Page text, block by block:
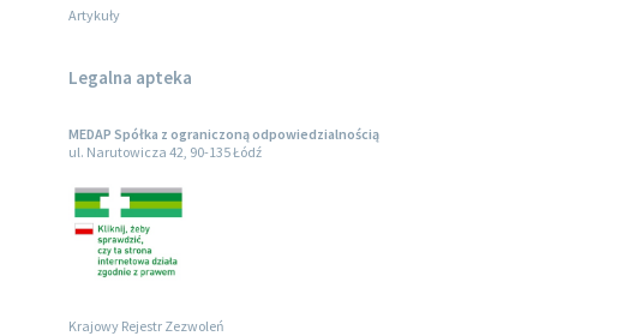
Artykuły
Legalna apteka
MEDAP Spółka z ograniczoną odpowiedzialnością
ul. Narutowicza 42, 90-135 Łódź
Krajowy Rejestr Zezwoleń